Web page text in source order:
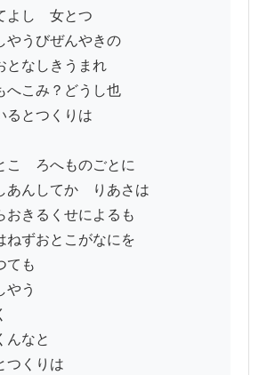
よし　女とつ
やうびぜんやきの
となしきうまれ
へこみ？どうし也
るとつくりは
こゝろへものごとに
あんしてかゝりあさは
おきるくせによるも
ねずおとこがなにを
ても
やう
んなと
つくりは